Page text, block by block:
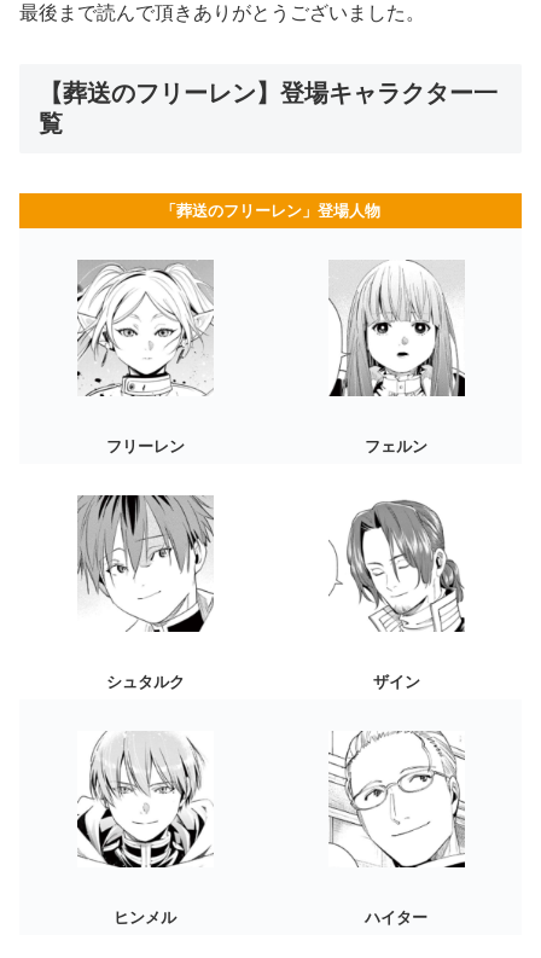
最後まで読んで頂きありがとうございました。
【葬送のフリーレン】登場キャラクター一
覧
「葬送のフリーレン」登場人物
フリーレン フェルン
シュタルク ザイン
ヒンメル ハイター